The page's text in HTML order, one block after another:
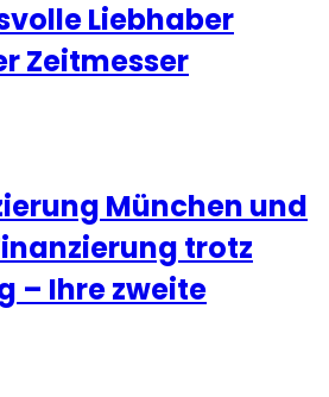
Liebhaber
Zeitmesser
München und
trotz
– Ihre zweite